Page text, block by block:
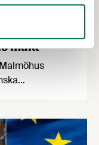
makt
EMV påverkar